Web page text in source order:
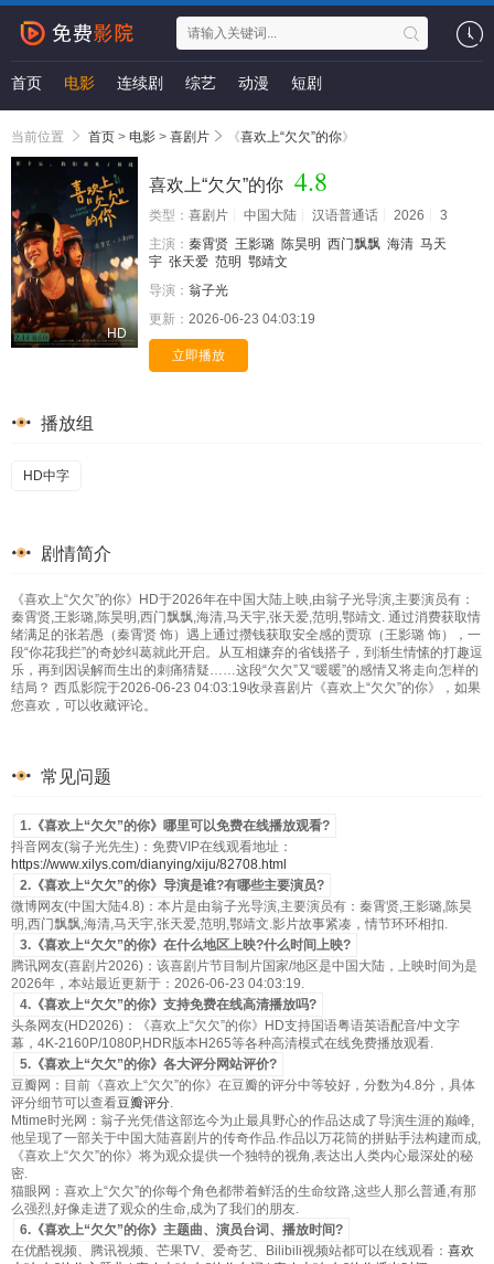
首页 电影 连续剧 综艺 动漫 短剧
当前位置 首页 > 电影 > 喜剧片 《喜欢上“欠欠”的你》
HD
喜欢上“欠欠”的你 4.8
类型： 喜剧片 中国大陆 汉语普通话 2026
3
主演： 秦霄贤 王影璐 陈昊明 西门飘飘 海清 马天
宇 张天爱 范明 鄂靖文
导演： 翁子光
更新： 2026-06-23 04:03:19
立即播放
播放组
HD中字
剧情简介
《喜欢上“欠欠”的你》HD于2026年在中国大陆上映,由翁子光导演,主要演员有：
秦霄贤,王影璐,陈昊明,西门飘飘,海清,马天宇,张天爱,范明,鄂靖文. 通过消费获取情
绪满足的张若愚（秦霄贤 饰）遇上通过攒钱获取安全感的贾琼（王影璐 饰），一
段“你花我拦”的奇妙纠葛就此开启。从互相嫌弃的省钱搭子，到渐生情愫的打趣逗
乐，再到因误解而生出的刺痛猜疑……这段“欠欠”又“暖暖”的感情又将走向怎样的
结局？ 西瓜影院于2026-06-23 04:03:19收录喜剧片《喜欢上“欠欠”的你》，如果
您喜欢，可以收藏评论。
常见问题
1.《喜欢上“欠欠”的你》哪里可以免费在线播放观看?
抖音网友(翁子光先生)：免费VIP在线观看地址：
https://www.xilys.com/dianying/xiju/82708.html
2.《喜欢上“欠欠”的你》导演是谁?有哪些主要演员?
微博网友(中国大陆4.8)：本片是由翁子光导演,主要演员有：秦霄贤,王影璐,陈昊
明,西门飘飘,海清,马天宇,张天爱,范明,鄂靖文.影片故事紧凑，情节环环相扣.
3.《喜欢上“欠欠”的你》在什么地区上映?什么时间上映?
腾讯网友(喜剧片2026)：该喜剧片节目制片国家/地区是中国大陆，上映时间为是
2026年，本站最近更新于：2026-06-23 04:03:19.
4.《喜欢上“欠欠”的你》支持免费在线高清播放吗?
头条网友(HD2026)：《喜欢上“欠欠”的你》HD支持国语粤语英语配音/中文字
幕，4K-2160P/1080P,HDR版本H265等各种高清模式在线免费播放观看.
5.《喜欢上“欠欠”的你》各大评分网站评价?
豆瓣网：目前《喜欢上“欠欠”的你》在豆瓣的评分中等较好，分数为4.8分，具体
评分细节可以查看豆瓣评分.
Mtime时光网：翁子光凭借这部迄今为止最具野心的作品达成了导演生涯的巅峰,
他呈现了一部关于中国大陆喜剧片的传奇作品.作品以万花筒的拼贴手法构建而成,
《喜欢上“欠欠”的你》将为观众提供一个独特的视角,表达出人类内心最深处的秘
密.
猫眼网：喜欢上“欠欠”的你每个角色都带着鲜活的生命纹路,这些人那么普通,有那
么强烈,好像走进了观众的生命,成为了我们的朋友.
6.《喜欢上“欠欠”的你》主题曲、演员台词、播放时间?
在优酷视频、腾讯视频、芒果TV、爱奇艺、Bilibili视频站都可以在线观看： 喜欢